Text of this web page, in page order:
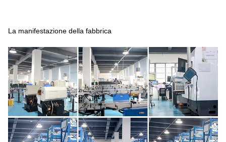
La manifestazione della fabbrica